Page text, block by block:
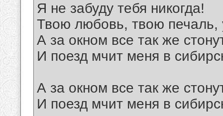
Я не забуду тебя никогда!
Твою любовь, твою печаль,
А за окном все так же
И поезд мчит меня в
А за окном все так же
И поезд мчит меня в